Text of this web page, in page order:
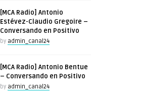
[MCA Radio] Antonio
Estévez-Claudio Gregoire –
Conversando en Positivo
by admin_canal24
[MCA Radio] Antonio Bentue
– Conversando en Positivo
by admin_canal24